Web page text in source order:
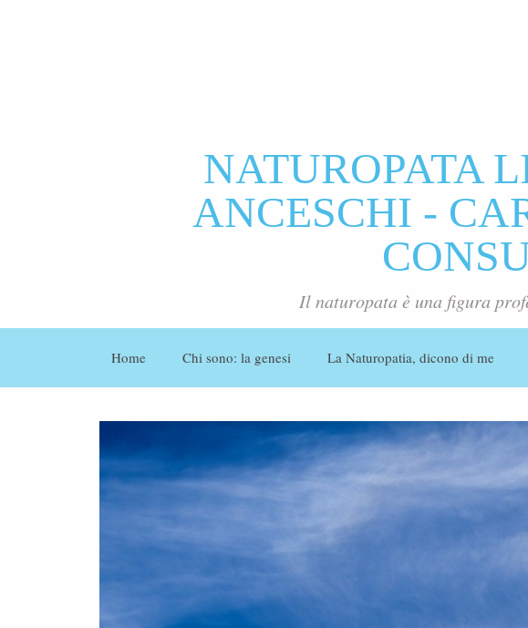
NATUROPATA
ANCESCHI -
Il naturopata è una figura
Home Chi sono: la genesi La Naturopatia, dicono di me